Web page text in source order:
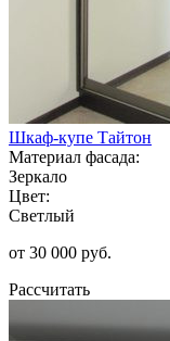
Шкаф-купе Тайтон
Материал фасада:
Зеркало
Цвет:
Светлый
от 30 000 руб.
Рассчитать